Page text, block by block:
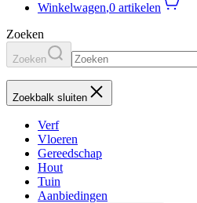
Winkelwagen,0 artikelen
Zoeken
Zoeken
Zoekbalk sluiten
Verf
Vloeren
Gereedschap
Hout
Tuin
Aanbiedingen